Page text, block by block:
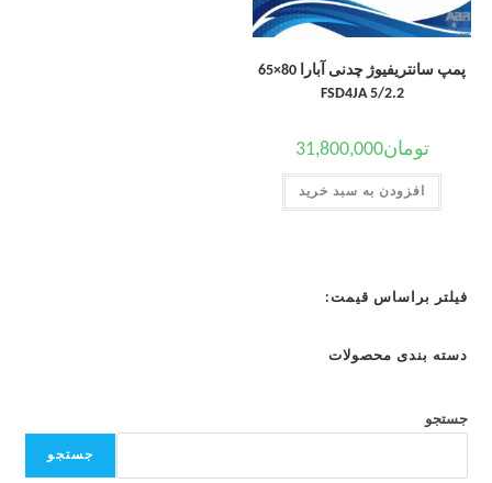
پمپ سانتریفیوژ چدنی آبارا 80×65
FSD4JA 5/2.2
تومان31,800,000
افزودن به سبد خرید
فیلتر براساس قیمت:
دسته بندی محصولات
جستجو
جستجو